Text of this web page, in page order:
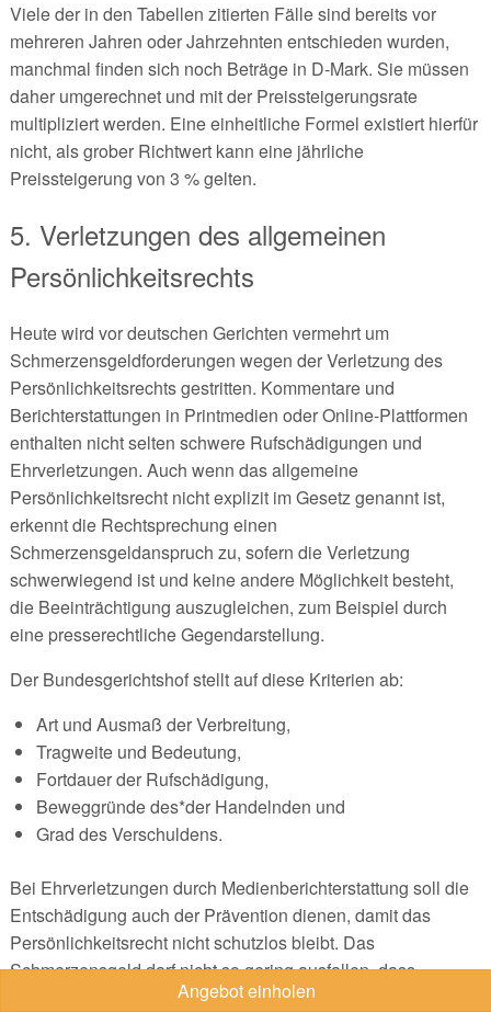
Angebot einholen
Viele der in den Tabellen zitierten Fälle sind bereits vor
mehreren Jahren oder Jahrzehnten entschieden wurden,
manchmal finden sich noch Beträge in D-Mark. Sie müssen
daher umgerechnet und mit der Preissteigerungsrate
multipliziert werden. Eine einheitliche Formel existiert hierfür
nicht, als grober Richtwert kann eine jährliche
Preissteigerung von 3 % gelten.
5. Verletzungen des allgemeinen
Persönlichkeitsrechts
Heute wird vor deutschen Gerichten vermehrt um
Schmerzensgeldforderungen wegen der Verletzung des
Persönlichkeitsrechts gestritten. Kommentare und
Berichterstattungen in Printmedien oder Online-Plattformen
enthalten nicht selten schwere Rufschädigungen und
Ehrverletzungen. Auch wenn das allgemeine
Persönlichkeitsrecht nicht explizit im Gesetz genannt ist,
erkennt die Rechtsprechung einen
Schmerzensgeldanspruch zu, sofern die Verletzung
schwerwiegend ist und keine andere Möglichkeit besteht,
die Beeinträchtigung auszugleichen, zum Beispiel durch
eine presserechtliche Gegendarstellung.
Der Bundesgerichtshof stellt auf diese Kriterien ab:
Art und Ausmaß der Verbreitung,
Tragweite und Bedeutung,
Fortdauer der Rufschädigung,
Beweggründe des*der Handelnden und
Grad des Verschuldens.
Bei Ehrverletzungen durch Medienberichterstattung soll die
Entschädigung auch der Prävention dienen, damit das
Persönlichkeitsrecht nicht schutzlos bleibt. Das
Schmerzensgeld darf nicht so gering ausfallen, dass
Verleger es in ihre Preiskalkulation einbeziehen könnten.